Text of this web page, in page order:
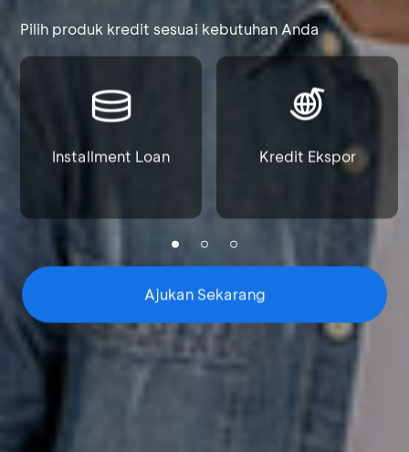
Pilih produk kredit sesuai kebutuhan Anda
Installment Loan Kredit Ekspor
Ajukan Sekarang